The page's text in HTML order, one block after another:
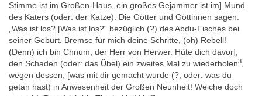
- L. Kákosy, Ouroboros on magical healing statues, in: T.
DuQuesne (ed.), Hermes Aegyptiacus. Egyptological studies for
B.H. Stricker on his 85th birthday (Discussions in Egyptology.
Special Number 2), Oxford, 1995, 123-129 (hier: 124, 127 = Pl.
I,128-129 = Fig. 1-4).
- R.V. Lanzone, Dizionario di mitologia egizia, Torino 1881-1884,
107, 436, 443 (mit Taf. CLXXV.3), 444-445 (mit Taf. CLXXVII.1)
Stimme ist im Großen-Haus, ein großes Gejammer ist im] Mund
des Katers (oder: der Katze). Die Götter und Göttinnen sagen:
„Was ist los? [Was ist los?“ bezüglich (?) des Abdu-Fisches bei
seiner Geburt. Bremse für mich deine Schritte, (oh) Rebell!
(Denn) ich bin Chnum, der Herr von Herwer. Hüte dich davor],
den Schaden (oder: das Übel) ein zweites Mal zu wiederholen3,
wegen dessen, [was mit dir gemacht wurde (?; oder: was du
getan hast) in Anwesenheit der Großen Neunheit! Weiche doch